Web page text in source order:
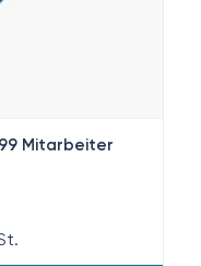
Mitarbeiter